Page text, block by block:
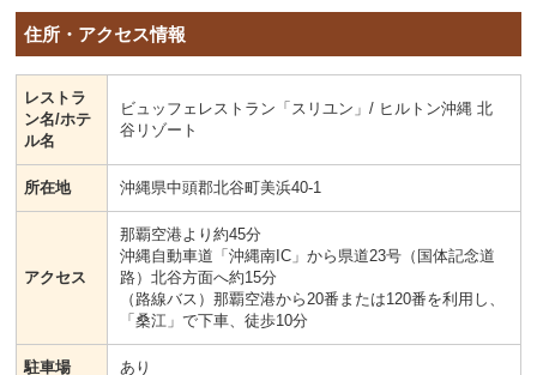
住所・アクセス情報
レストラ
ン名/ホテ
ル名
ビュッフェレストラン「スリユン」/ ヒルトン沖縄 北
谷リゾート
所在地 沖縄県中頭郡北谷町美浜40-1
アクセス
那覇空港より約45分
沖縄自動車道「沖縄南IC」から県道23号（国体記念道
路）北谷方面へ約15分
（路線バス）那覇空港から20番または120番を利用し、
「桑江」で下車、徒歩10分
駐車場 あり